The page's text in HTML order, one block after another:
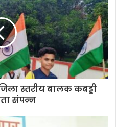
स्तरीय बालक कबड्डी
संपन्न